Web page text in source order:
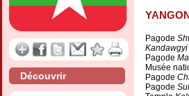
Découvrir
Pagode
Pagode
Musée
Pagode
Pagode